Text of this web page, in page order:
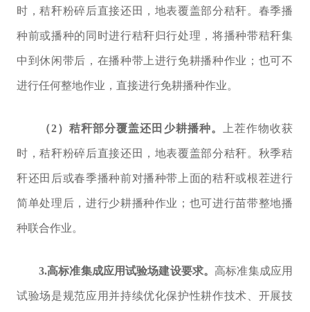
时，秸秆粉碎后直接还田，地表覆盖部分秸秆。春季播
种前或播种的同时进行秸秆归行处理，将播种带秸秆集
中到休闲带后，在播种带上进行免耕播种作业；也可不
进行任何整地作业 ，直接进行免耕播种作业。
（2）秸秆部分覆盖还田少耕播种。 上茬作物收获
时，秸秆粉碎后直接还田，地表覆盖部分秸秆。秋季秸
秆还田后或春季播种前对播种带上面的秸秆或根茬进行
简单处理后，进行少耕播种作业；也可进行苗带整地播
种联合作业。
3.高标准集成应用试验场建设要求。高标准集成应用
试验场是规范应用并持续优化保护性耕作技术、开展技